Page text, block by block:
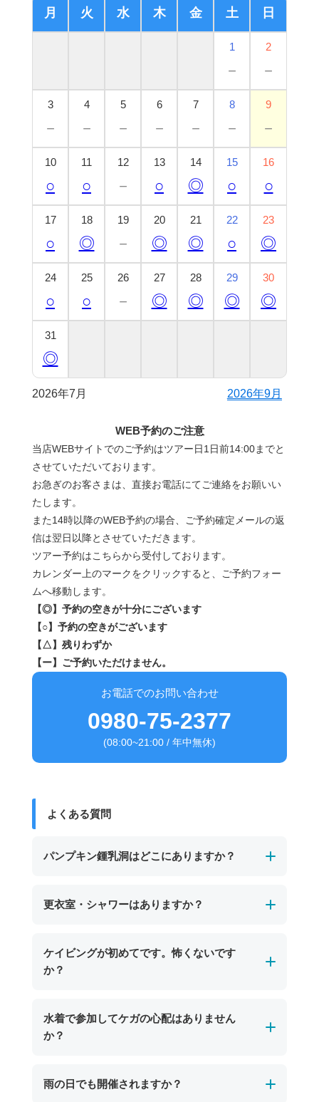
WEB予約のご注意
当店WEBサイトでのご予約はツアー日1日前14:00までと
させていただいております。
お急ぎのお客さまは、直接お電話にてご連絡をお願いい
たします。
また14時以降のWEB予約の場合、ご予約確定メールの返
信は翌日以降とさせていただきます。
ツアー予約はこちらから受付しております。
カレンダー上のマークをクリックすると、ご予約フォー
ムへ移動します。
【◎】予約の空きが十分にございます
【○】予約の空きがございます
【△】残りわずか
【ー】ご予約いただけません。
お電話でのお問い合わせ
0980-75-2377
(08:00~21:00 / 年中無休)
月 火 水 木 金 土 日
1
－
2
－
3
－
4
－
5
－
6
－
7
－
8
－
9
－
10
○
11
○
12
－
13
○
14
◎
15
○
16
○
17
○
18
◎
19
－
20
◎
21
◎
22
○
23
◎
24
○
25
○
26
－
27
◎
28
◎
29
◎
30
◎
31
◎
2026年7月 2026年9月
よくある質問
パンプキン鍾乳洞はどこにありますか？
パンプキン鍾乳洞は、宮古島の東南部、保良泉
干潮時にのみ入口が現れ、カボチャのような形
をした岩が特徴。宮古島市街地からは車で約30
ケリングやケイビングツアーで訪れることがで
きます。
更衣室・シャワーはありますか？
男女別の温水シャワーと更衣室、トイレを完備
しています。
で利用できるプールもあり、宮古島の海遊び後
も楽しい時間を推し越しいただけます。
ケイビングが初めてです。怖くないです
か？
初めての方でも安心してご参加いただけます。
宮古島のパンプキン鍾乳洞では、一部に天井が
ットやヘルメットなどの安全装備も完備してお
水着で参加してケガの心配はありません
か？
はい、水着でご参加いただいても大きなケガの
雨の日でも開催されますか？